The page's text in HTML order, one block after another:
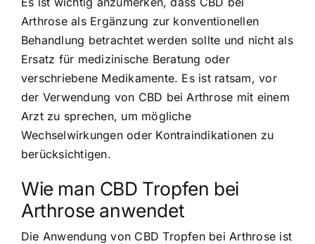
Arthrose als Ergänzung zur konventionellen
Behandlung betrachtet werden sollte und nicht als
Ersatz für medizinische Beratung oder
verschriebene Medikamente. Es ist ratsam, vor
der Verwendung von CBD bei Arthrose mit einem
Arzt zu sprechen, um mögliche
Wechselwirkungen oder Kontraindikationen zu
berücksichtigen.
Wie man CBD Tropfen bei
Arthrose anwendet
Die Anwendung von CBD Tropfen bei Arthrose ist